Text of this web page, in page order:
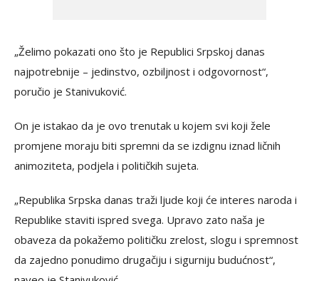
„Želimo pokazati ono što je Republici Srpskoj danas
najpotrebnije – jedinstvo, ozbiljnost i odgovornost“,
poručio je Stanivuković.
On je istakao da je ovo trenutak u kojem svi koji žele
promjene moraju biti spremni da se izdignu iznad ličnih
animoziteta, podjela i političkih sujeta.
„Republika Srpska danas traži ljude koji će interes naroda i
Republike staviti ispred svega. Upravo zato naša je
obaveza da pokažemo političku zrelost, slogu i spremnost
da zajedno ponudimo drugačiju i sigurniju budućnost“,